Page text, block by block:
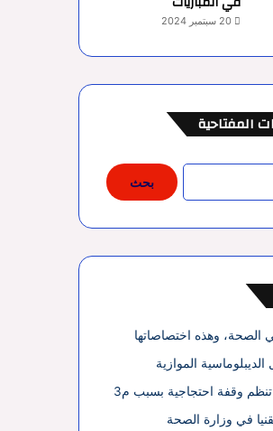
20 سبتمبر 2024
المفتاحية
البحث
عن:
الصحة، وهذه اختصاصاتها
الموازية
وقفة احتجاجية بسبب م3